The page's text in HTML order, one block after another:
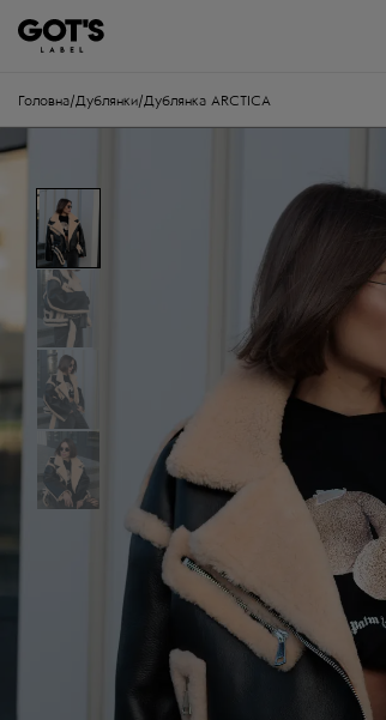
Головна/ Дублянки/ Дублянка ARCTICA